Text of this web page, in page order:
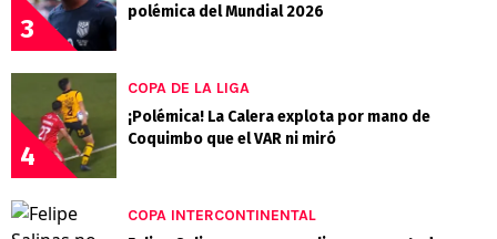
3
polémica del Mundial 2026
4
COPA DE LA LIGA
¡Polémica! La Calera explota por mano de
Coquimbo que el VAR ni miró
COPA INTERCONTINENTAL